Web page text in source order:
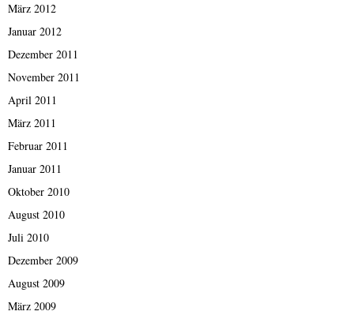
März 2012
Januar 2012
Dezember 2011
November 2011
April 2011
März 2011
Februar 2011
Januar 2011
Oktober 2010
August 2010
Juli 2010
Dezember 2009
August 2009
März 2009